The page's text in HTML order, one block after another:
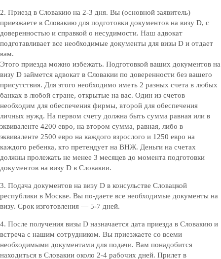
2. Приезд в Словакию на 2-3 дня. Вы (основной заявитель)
приезжаете в Словакию для подготовки документов на визу D, с
доверенностью и справкой о несудимости. Наш адвокат
подготавливает все необходимые документы для визы D и отдает
вам.
Этого приезда можно избежать. Подготовкой ваших документов на
визу D займется адвокат в Словакии по доверенности без вашего
присутствия. Для этого необходимо иметь 2 разных счета в любых
банках в любой стране, открытые на вас. Один из счетов
необходим для обеспечения фирмы, второй для обеспечения
личных нужд. На первом счету должна быть сумма равная или в
эквиваленте 4200 евро, на втором сумма, равная, либо в
эквиваленте 2500 евро на каждого взрослого и 1250 евро на
каждого ребенка, кто претендует на ВНЖ. Деньги на счетах
должны пролежать не менее 3 месяцев до момента подготовки
документов на визу D в Словакии.
3. Подача документов на визу D в консульстве Словацкой
республики в Москве. Вы по-даете все необходимые документы на
визу. Срок изготовления — 5-7 дней.
4. После получения визы D назначается дата приезда в Словакию и
встреча с нашим сотрудником. Вы приезжаете со всеми
необходимыми документами для подачи. Вам понадобится
находиться в Словакии около 2-4 рабочих дней. Прилет в